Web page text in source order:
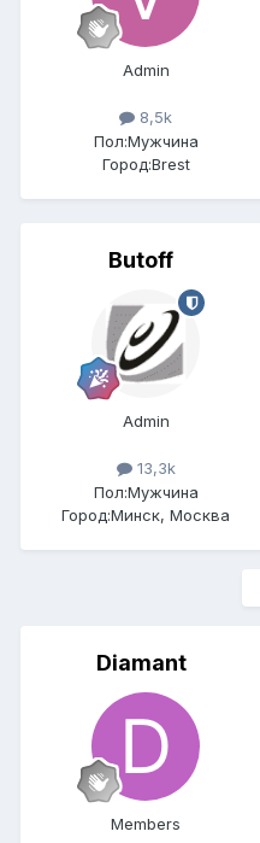
Admin
8,5k
Пол:Мужчина
Город:Brest
Butoff
Admin
13,3k
Пол:Мужчина
Город:Минск, Москва
Diamant
Members